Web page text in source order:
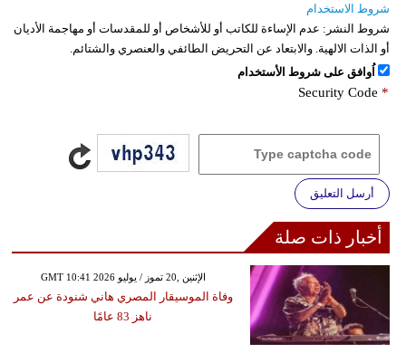
شروط الاستخدام
شروط النشر: عدم الإساءة للكاتب أو للأشخاص أو للمقدسات أو مهاجمة الأديان
أو الذات الالهية. والابتعاد عن التحريض الطائفي والعنصري والشتائم.
اُوافق على شروط الأستخدام
Security Code *
أرسل التعليق
أخبار ذات صلة
GMT 10:41 2026 الإثنين ,20 تموز / يوليو
وفاة الموسيقار المصري هاني شنودة عن عمر
ناهز 83 عامًا